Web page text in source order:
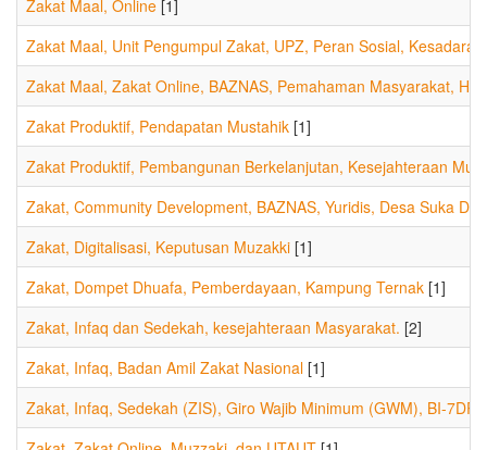
Zakat Maal, Online [1]
Zakat Maal, Unit Pengumpul Zakat, UPZ, Peran Sosial,
Zakat Maal, Zakat Online, BAZNAS, Pemahaman Masyarakat,
Zakat Produktif, Pendapatan Mustahik [1]
Zakat Produktif, Pembangunan Berkelanjutan, Kesejahteraan
Zakat, Community Development, BAZNAS, Yuridis, Desa Suka
Zakat, Digitalisasi, Keputusan Muzakki [1]
Zakat, Dompet Dhuafa, Pemberdayaan, Kampung Ternak [1]
Zakat, Infaq dan Sedekah, kesejahteraan Masyarakat. [2]
Zakat, Infaq, Badan Amil Zakat Nasional [1]
Zakat, Infaq, Sedekah (ZIS), Giro Wajib Minimum (GWM), BI-